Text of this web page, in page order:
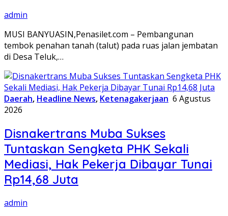
admin
MUSI BANYUASIN,Penasilet.com – Pembangunan
tembok penahan tanah (talut) pada ruas jalan jembatan
di Desa Teluk,…
Daerah, Headline News, Ketenagakerjaan 6 Agustus
2026
Disnakertrans Muba Sukses
Tuntaskan Sengketa PHK Sekali
Mediasi, Hak Pekerja Dibayar Tunai
Rp14,68 Juta
admin